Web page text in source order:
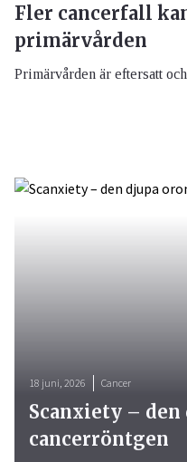
Fler cancerfall
primärvården
Primärvården är eftersatt
18 juni, 2026 Cancer
Scanxiety –
cancerröntgen